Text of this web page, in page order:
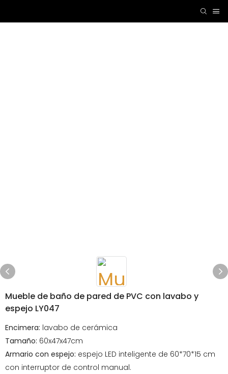
Mueble de baño de pared de PVC con lavabo y
espejo LY047
Encimera: lavabo de cerámica
Tamaño: 60x47x47cm
Armario con espejo: espejo LED inteligente de 60*70*15 cm
con interruptor de control manual.